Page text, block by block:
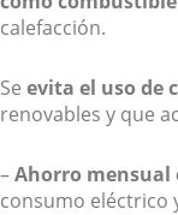
calefacción.
Se evita el uso de
renovables y que
–Ahorro mensual
consumo eléctrico